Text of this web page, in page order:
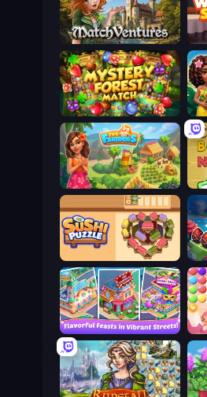
MatchVentures
Mystery Forest - Match 3
The Farmers
Mom's Diary 2